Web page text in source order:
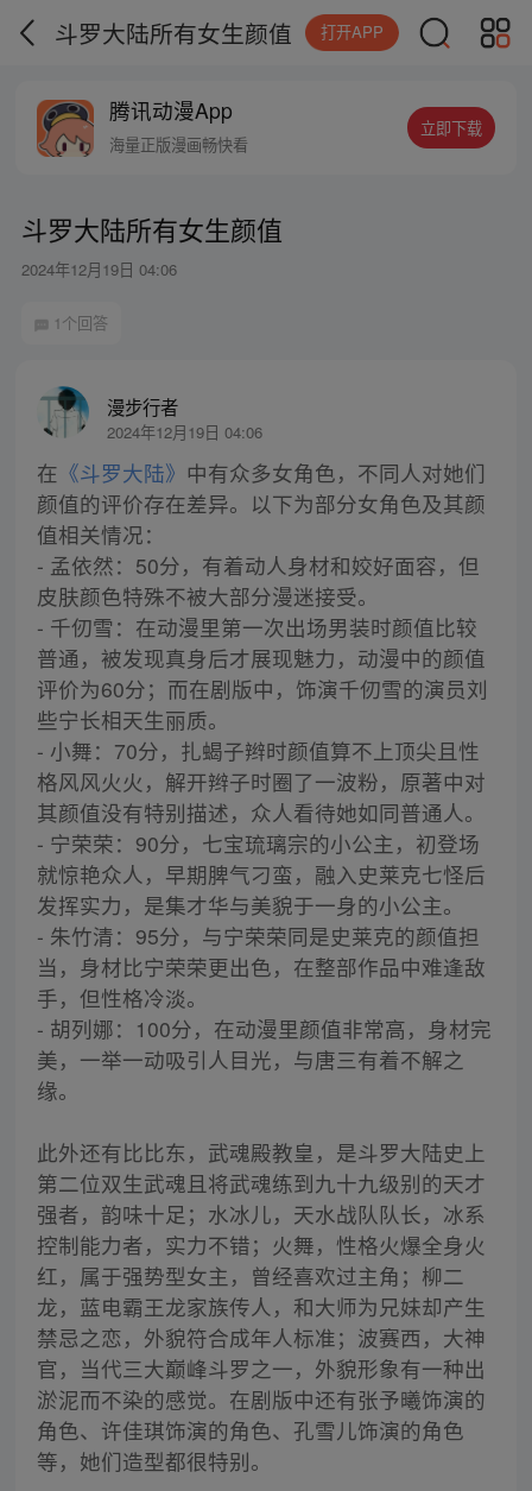
斗罗大陆所有女生颜值 打开APP
腾讯动漫App
海量正版漫画畅快看
立即下载
斗罗大陆所有女生颜值
2024年12月19日 04:06
1个回答
漫步行者
2024年12月19日 04:06
在 《斗罗大陆》 中有众多女角色，不同人对她们
颜值的评价存在差异。以下为部分女角色及其颜
值相关情况：
- 孟依然：50分，有着动人身材和姣好面容，但
皮肤颜色特殊不被大部分漫迷接受。
- 千仞雪：在动漫里第一次出场男装时颜值比较
普通，被发现真身后才展现魅力，动漫中的颜值
评价为60分；而在剧版中，饰演千仞雪的演员刘
些宁长相天生丽质。
- 小舞：70分，扎蝎子辫时颜值算不上顶尖且性
格风风火火，解开辫子时圈了一波粉，原著中对
其颜值没有特别描述，众人看待她如同普通人。
- 宁荣荣：90分，七宝琉璃宗的小公主，初登场
就惊艳众人，早期脾气刁蛮，融入史莱克七怪后
发挥实力，是集才华与美貌于一身的小公主。
- 朱竹清：95分，与宁荣荣同是史莱克的颜值担
当，身材比宁荣荣更出色，在整部作品中难逢敌
手，但性格冷淡。
- 胡列娜：100分，在动漫里颜值非常高，身材完
美，一举一动吸引人目光，与唐三有着不解之
缘。
此外还有比比东，武魂殿教皇，是斗罗大陆史上
第二位双生武魂且将武魂练到九十九级别的天才
强者，韵味十足；水冰儿，天水战队队长，冰系
控制能力者，实力不错；火舞，性格火爆全身火
红，属于强势型女主，曾经喜欢过主角；柳二
龙，蓝电霸王龙家族传人，和大师为兄妹却产生
禁忌之恋，外貌符合成年人标准；波赛西，大神
官，当代三大巅峰斗罗之一，外貌形象有一种出
淤泥而不染的感觉。在剧版中还有张予曦饰演的
角色、许佳琪饰演的角色、孔雪儿饰演的角色
等，她们造型都很特别。